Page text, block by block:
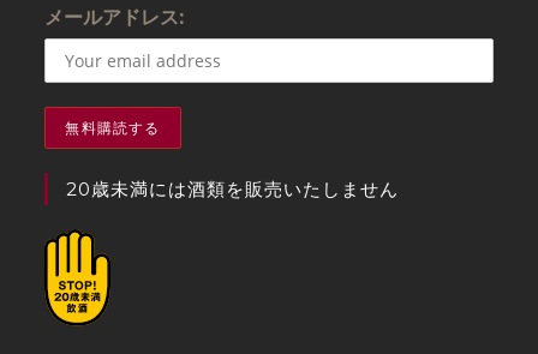
メールアドレス:
20歳未満には酒類を販売いたしません